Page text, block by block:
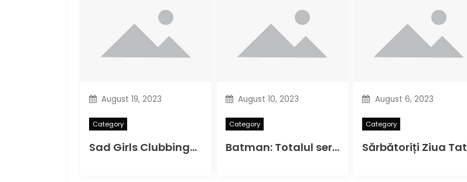
August 19, 2023
Category
Sad Girls Clubbing-Sad Girls Club
August 10, 2023
Category
Batman: Totalul serial TV Packaging Photos
August 6, 2023
Category